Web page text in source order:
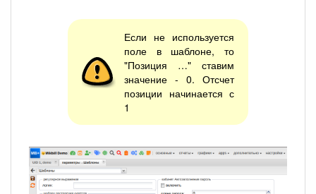
Если не используется
поле в шаблоне, то
"Позиция …" ставим
значение - 0. Отсчет
позиции начинается с
1